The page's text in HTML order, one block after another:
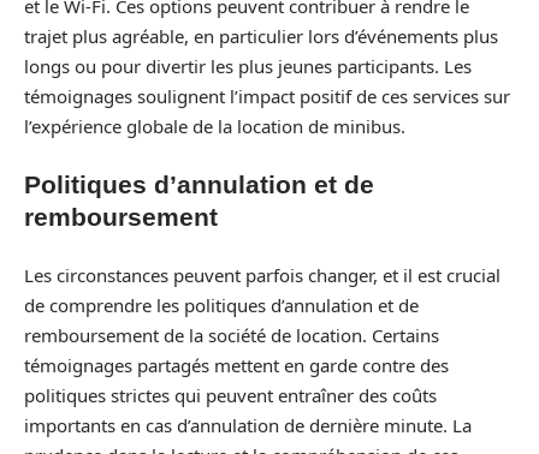
et le Wi-Fi. Ces options peuvent contribuer à rendre le
trajet plus agréable, en particulier lors d’événements plus
longs ou pour divertir les plus jeunes participants. Les
témoignages soulignent l’impact positif de ces services sur
l’expérience globale de la location de minibus.
Politiques d’annulation et de
remboursement
Les circonstances peuvent parfois changer, et il est crucial
de comprendre les politiques d’annulation et de
remboursement de la société de location. Certains
témoignages partagés mettent en garde contre des
politiques strictes qui peuvent entraîner des coûts
importants en cas d’annulation de dernière minute. La